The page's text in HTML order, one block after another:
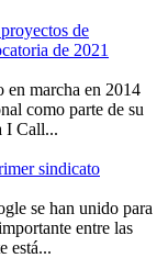
de
de 2021
en marcha en 2014
como parte de su
I Call...
sindicato
se han unido para
entre las
está...